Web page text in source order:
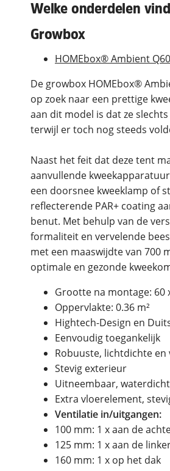
Welke onderdelen
Growbox
HOMEbox® Ambient
De growbox HOMEbox®
op zoek naar een prettige
aan dit model is dat ze
terwijl er toch nog steeds
Naast het feit dat deze tent
aanvullende
een doorsnee kweeklamp of
reflecterende PAR+ coating
benut. Met behulp van de
formaliteit en vervelende
met een maaswijdte van 700
optimale en gezonde
Grootte na montage: 60
Oppervlakte: 0.36 m²
Hightech-Design en
Eenvoudig toegankelijk
Robuuste, lichtdichte
Stevig exterieur
Uitneembaar,
Extra vloerelement,
Ventilatie in/uitgangen:
100 mm: 1 x aan de
125 mm: 1 x aan de
160 mm: 1 x op het dak